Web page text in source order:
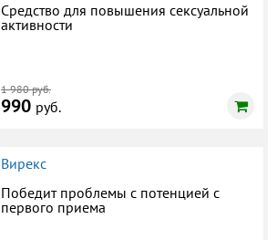
Средство для повышения сексуальной
активности
1 980 руб.
990 руб.
Вирекс
Победит проблемы с потенцией с
первого приема